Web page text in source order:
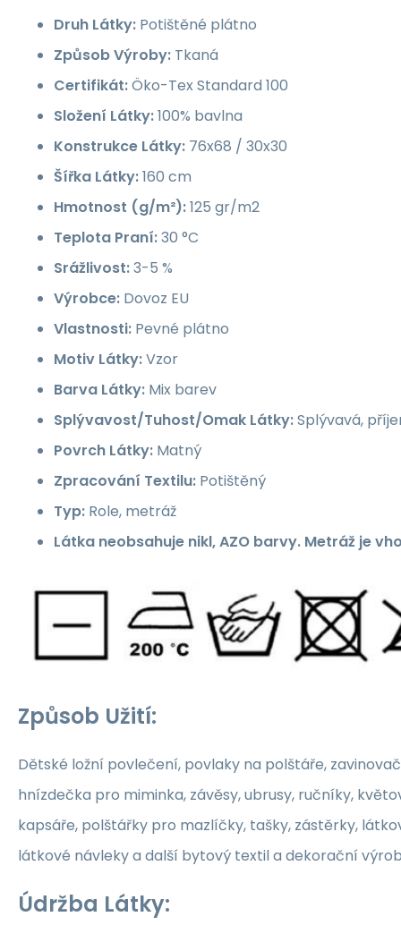
Druh Látky: Potištěné plátno
Způsob Výroby: Tkaná
Certifikát:Öko-Tex Standard 100
Složení Látky:100% bavlna
Konstrukce Látky: 76x68 / 30x30
Šířka Látky:160 cm
Hmotnost (g/m²):125 gr/m2
Teplota Praní:30 °C
Srážlivost:3-5 %
Výrobce: Dovoz EU
Vlastnosti: Pevné plátno
Motiv Látky:Vzor
Barva Látky: Mix barev
Splývavost/Tuhost/Omak Látky:Splývavá,
Povrch Látky: Matný
Zpracování Textilu: Potištěný
Typ: Role, metráž
Látka neobsahuje nikl, AZO barvy. Metráž je
Způsob Užití:
Dětské ložní povlečení, povlaky na polštáře,
hnízdečka pro miminka, závěsy, ubrusy, ručníky,
kapsáře, polštářky pro mazlíčky, tašky, zástěrky,
látkové návleky a další bytový textil a dekorační
Údržba Látky: